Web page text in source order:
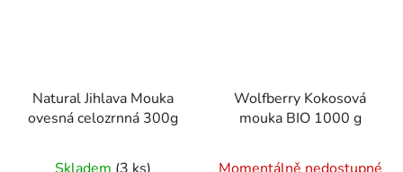
Natural Jihlava Mouka
ovesná celozrnná 300g
Wolfberry Kokosová
mouka BIO 1000 g